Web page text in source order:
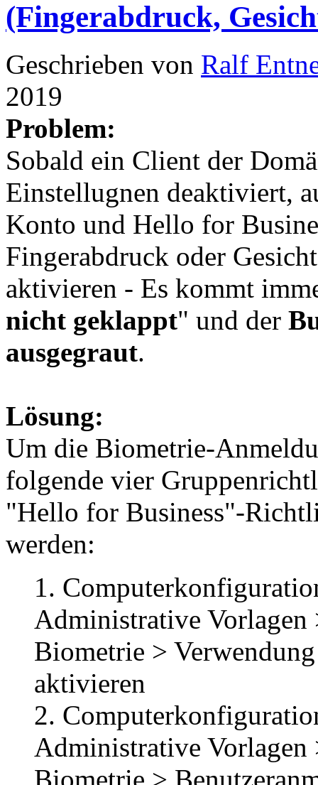
(Fingerabdruck,
Geschrieben von Ralf
2019
Problem:
Sobald ein Client der
Einstellugnen deaktiviert,
Konto und Hello for
Fingerabdruck oder
aktivieren - Es kommt
nicht geklappt" und der
ausgegraut.
Lösung:
Um die Biometrie-
folgende vier
"Hello for Business"-
werden:
1.
Administrative
Biometrie >
aktivieren
2.
Administrative
Biometrie >